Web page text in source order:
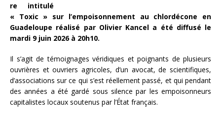
re intitulé
« Toxic » sur l’empoisonnement au chlordécone en
Guadeloupe réalisé par Olivier Kancel a été diffusé le
mardi 9 juin 2026 à 20h10.
Il s’agit de témoignages véridiques et poignants de plusieurs
ouvrières et ouvriers agricoles, d’un avocat, de scientifiques,
d’associations sur ce qui s’est réellement passé, et qui pendant
des années a été gardé sous silence par les empoisonneurs
capitalistes locaux soutenus par l’État français.